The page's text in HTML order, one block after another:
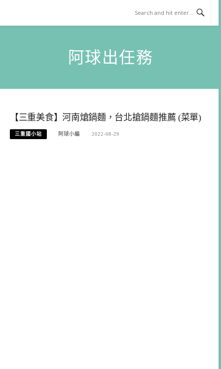
content
阿球出任務
【三重美食】河南熗鍋麵，台北搶鍋麵推薦 (菜單)
三重國小站 阿球小編 2022-08-29